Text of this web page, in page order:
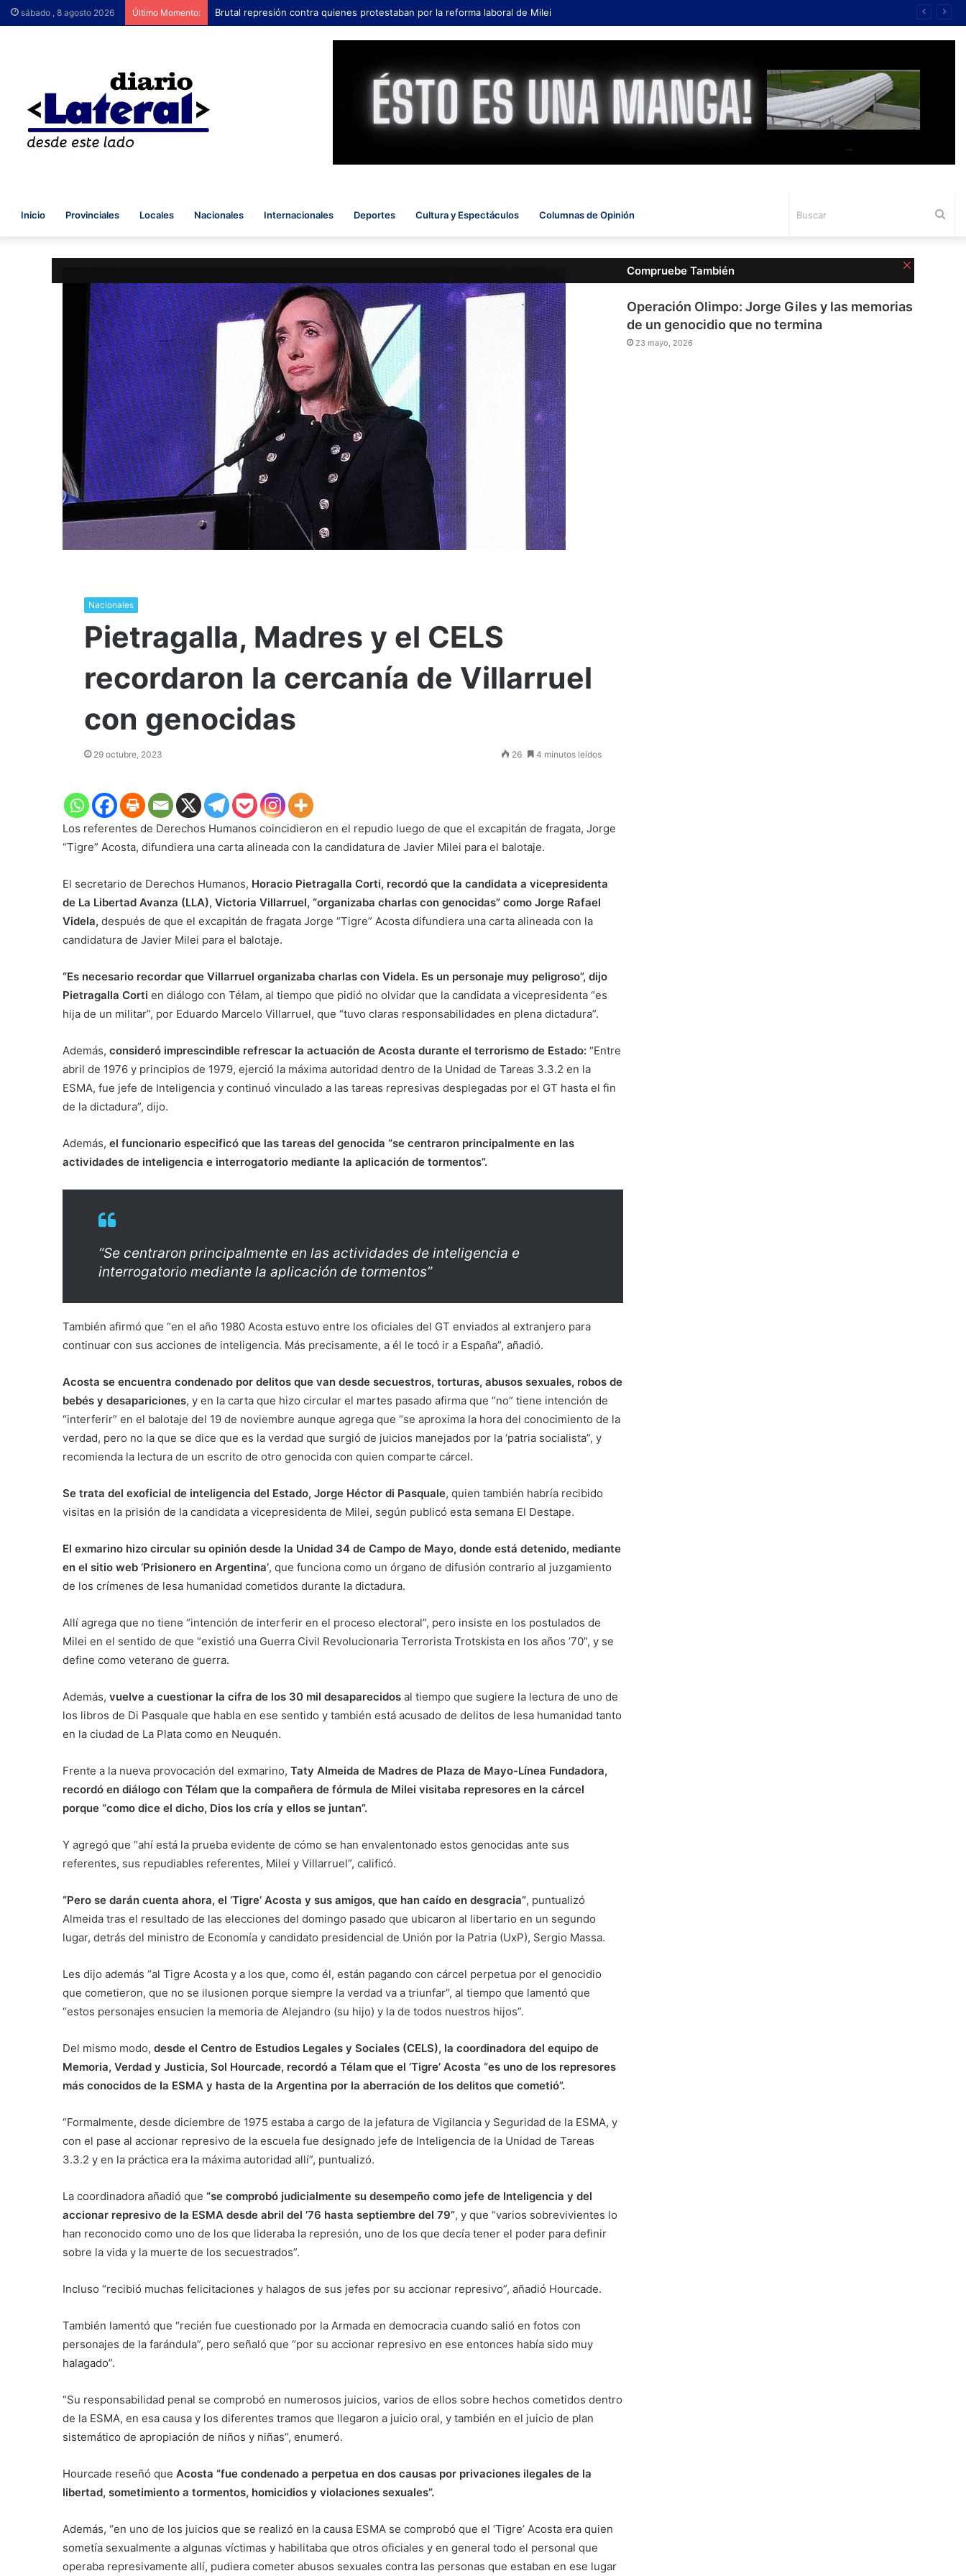
sábado , 8 agosto 2026 Último Momento: Brutal represión contra quienes protestaban por la reforma laboral de Milei
Inicio Provinciales Locales Nacionales Internacionales Deportes Cultura y Espectáculos Columnas de Opinión
Nacionales
Pietragalla, Madres y el CELS
recordaron la cercanía de Villarruel
con genocidas
29 octubre, 2023 26 4 minutos leídos
Los referentes de Derechos Humanos coincidieron en el repudio luego de que el excapitán de fragata, Jorge
“Tigre” Acosta, difundiera una carta alineada con la candidatura de Javier Milei para el balotaje.
El secretario de Derechos Humanos, Horacio Pietragalla Corti, recordó que la candidata a vicepresidenta
de La Libertad Avanza (LLA), Victoria Villarruel, “organizaba charlas con genocidas” como Jorge Rafael
Videla, después de que el excapitán de fragata Jorge “Tigre” Acosta difundiera una carta alineada con la
candidatura de Javier Milei para el balotaje.
“Es necesario recordar que Villarruel organizaba charlas con Videla. Es un personaje muy peligroso”, dijo
Pietragalla Corti en diálogo con Télam, al tiempo que pidió no olvidar que la candidata a vicepresidenta “es
hija de un militar”, por Eduardo Marcelo Villarruel, que “tuvo claras responsabilidades en plena dictadura”.
Además, consideró imprescindible refrescar la actuación de Acosta durante el terrorismo de Estado: “Entre
abril de 1976 y principios de 1979, ejerció la máxima autoridad dentro de la Unidad de Tareas 3.3.2 en la
ESMA, fue jefe de Inteligencia y continuó vinculado a las tareas represivas desplegadas por el GT hasta el fin
de la dictadura”, dijo.
Además, el funcionario especificó que las tareas del genocida “se centraron principalmente en las
actividades de inteligencia e interrogatorio mediante la aplicación de tormentos”.
“Se centraron principalmente en las actividades de inteligencia e
interrogatorio mediante la aplicación de tormentos”
También afirmó que “en el año 1980 Acosta estuvo entre los oficiales del GT enviados al extranjero para
continuar con sus acciones de inteligencia. Más precisamente, a él le tocó ir a España”, añadió.
Acosta se encuentra condenado por delitos que van desde secuestros, torturas, abusos sexuales, robos de
bebés y desapariciones, y en la carta que hizo circular el martes pasado afirma que “no” tiene intención de
“interferir” en el balotaje del 19 de noviembre aunque agrega que “se aproxima la hora del conocimiento de la
verdad, pero no la que se dice que es la verdad que surgió de juicios manejados por la ‘patria socialista”, y
recomienda la lectura de un escrito de otro genocida con quien comparte cárcel.
Se trata del exoficial de inteligencia del Estado, Jorge Héctor di Pasquale, quien también habría recibido
visitas en la prisión de la candidata a vicepresidenta de Milei, según publicó esta semana El Destape.
El exmarino hizo circular su opinión desde la Unidad 34 de Campo de Mayo, donde está detenido, mediante
en el sitio web ‘Prisionero en Argentina’, que funciona como un órgano de difusión contrario al juzgamiento
de los crímenes de lesa humanidad cometidos durante la dictadura.
Allí agrega que no tiene “intención de interferir en el proceso electoral”, pero insiste en los postulados de
Milei en el sentido de que “existió una Guerra Civil Revolucionaria Terrorista Trotskista en los años ’70”, y se
define como veterano de guerra.
Además, vuelve a cuestionar la cifra de los 30 mil desaparecidos al tiempo que sugiere la lectura de uno de
los libros de Di Pasquale que habla en ese sentido y también está acusado de delitos de lesa humanidad tanto
en la ciudad de La Plata como en Neuquén.
Frente a la nueva provocación del exmarino, Taty Almeida de Madres de Plaza de Mayo-Línea Fundadora,
recordó en diálogo con Télam que la compañera de fórmula de Milei visitaba represores en la cárcel
porque “como dice el dicho, Dios los cría y ellos se juntan”.
Y agregó que “ahí está la prueba evidente de cómo se han envalentonado estos genocidas ante sus
referentes, sus repudiables referentes, Milei y Villarruel”, calificó.
“Pero se darán cuenta ahora, el ‘Tigre’ Acosta y sus amigos, que han caído en desgracia”, puntualizó
Almeida tras el resultado de las elecciones del domingo pasado que ubicaron al libertario en un segundo
lugar, detrás del ministro de Economía y candidato presidencial de Unión por la Patria (UxP), Sergio Massa.
Les dijo además “al Tigre Acosta y a los que, como él, están pagando con cárcel perpetua por el genocidio
que cometieron, que no se ilusionen porque siempre la verdad va a triunfar”, al tiempo que lamentó que
“estos personajes ensucien la memoria de Alejandro (su hijo) y la de todos nuestros hijos”.
Del mismo modo, desde el Centro de Estudios Legales y Sociales (CELS), la coordinadora del equipo de
Memoria, Verdad y Justicia, Sol Hourcade, recordó a Télam que el ‘Tigre’ Acosta “es uno de los represores
más conocidos de la ESMA y hasta de la Argentina por la aberración de los delitos que cometió”.
“Formalmente, desde diciembre de 1975 estaba a cargo de la jefatura de Vigilancia y Seguridad de la ESMA, y
con el pase al accionar represivo de la escuela fue designado jefe de Inteligencia de la Unidad de Tareas
3.3.2 y en la práctica era la máxima autoridad allí”, puntualizó.
La coordinadora añadió que “se comprobó judicialmente su desempeño como jefe de Inteligencia y del
accionar represivo de la ESMA desde abril del ’76 hasta septiembre del 79”, y que “varios sobrevivientes lo
han reconocido como uno de los que lideraba la represión, uno de los que decía tener el poder para definir
sobre la vida y la muerte de los secuestrados”.
Incluso “recibió muchas felicitaciones y halagos de sus jefes por su accionar represivo”, añadió Hourcade.
También lamentó que “recién fue cuestionado por la Armada en democracia cuando salió en fotos con
personajes de la farándula”, pero señaló que “por su accionar represivo en ese entonces había sido muy
halagado”.
“Su responsabilidad penal se comprobó en numerosos juicios, varios de ellos sobre hechos cometidos dentro
de la ESMA, en esa causa y los diferentes tramos que llegaron a juicio oral, y también en el juicio de plan
sistemático de apropiación de niños y niñas”, enumeró.
Hourcade reseñó que Acosta “fue condenado a perpetua en dos causas por privaciones ilegales de la
libertad, sometimiento a tormentos, homicidios y violaciones sexuales”.
Además, “en uno de los juicios que se realizó en la causa ESMA se comprobó que el ‘Tigre’ Acosta era quien
sometía sexualmente a algunas víctimas y habilitaba que otros oficiales y en general todo el personal que
operaba represivamente allí, pudiera cometer abusos sexuales contra las personas que estaban en ese lugar
Compruebe También
Operación Olimpo: Jorge Giles y las memorias
de un genocidio que no termina
23 mayo, 2026